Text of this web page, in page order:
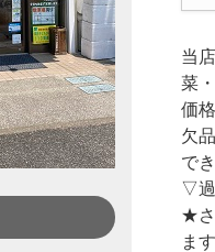
当
菜
価
欠
で
▽過
★さ
ま